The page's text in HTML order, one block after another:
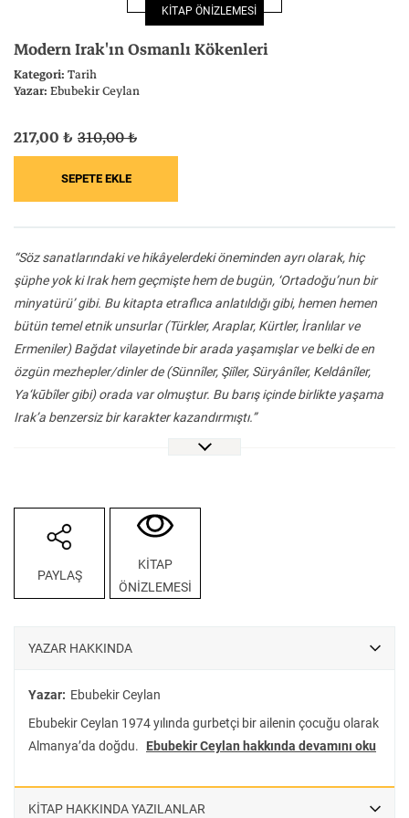
Felsefe Kesişimler
İnsan ve Toplum
Klasik Bilim
KİTAP ÖNİZLEMESİ
Modern Irak'ın Osmanlı Kökenleri
Kategori:Tarih
Yazar:Ebubekir Ceylan
“Söz sanatlarındaki ve hikâyelerdeki öneminden ayrı olarak, hiç
şüphe yok ki Irak hem geçmişte hem de bugün, ‘Ortadoğu’nun bir
minyatürü’ gibi. Bu kitapta etraflıca anlatıldığı gibi, hemen hemen
bütün temel etnik unsurlar (Türkler, Araplar, Kürtler, İranlılar ve
Ermeniler) Bağdat vilayetinde bir arada yaşamışlar ve belki de en
özgün mezhepler/dinler de (Sünnîler, Şiîler, Süryânîler, Keldânîler,
Ya‘kūbîler gibi) orada var olmuştur. Bu barış içinde birlikte yaşama
Irak’a benzersiz bir karakter kazandırmıştı.”
İngiliz ve Osmanlı arşiv belgelerinden faydalanılarak yazılan bu
kitap; Osmanlı Devleti’nin taşra vilayetlerden idari yapısı, coğrafyası,
demografisi ve toplumsal kompozisyonu bakımından farklı olan
Bağdat vilayetinde, Osmanlı modernleşmesinin kamu hizmetlerine
yansımalarını ve Tanzimat reformlarının uygulanışını ele alıyor.
değil aynı zamanda sınırda bir serhat şehri olması bakımından da
Nitekim zengin bir tarihî ve kültürel birikime sahip olan Irak’a
kültürel hayatın gelişimine önemli katkılar sağlamış ve bu yatırımlar
217,00 ₺ 310,00 ₺
PAYLAŞ
KİTAP
ÖNİZLEMESİ
YAZAR HAKKINDA
Yazar: Ebubekir Ceylan
Ebubekir Ceylan 1974 yılında gurbetçi bir ailenin çocuğu olarak
Almanya’da doğdu.
Ebubekir Ceylan hakkında devamını oku
KİTAP HAKKINDA YAZILANLAR